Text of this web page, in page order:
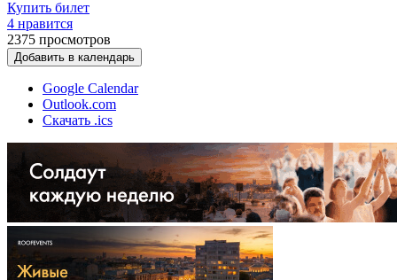
Купить билет
4 нравится
2375 просмотров
Добавить в календарь
Google Calendar
Outlook.com
Скачать .ics